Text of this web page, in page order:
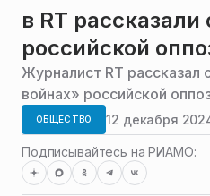
в RT рассказали
российской
Журналист RT
войнах» российской
ОБЩЕСТВО 12 декабря
Подписывайтесь на РИАМО: